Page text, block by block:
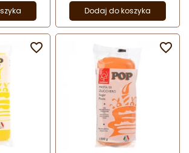
Dodaj do koszyka
 